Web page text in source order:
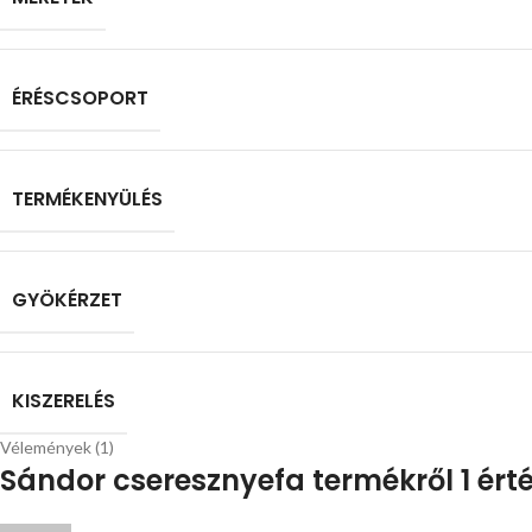
ÉRÉSCSOPORT
TERMÉKENYÜLÉS
GYÖKÉRZET
KISZERELÉS
Vélemények (1)
Sándor cseresznyefa termékről 1